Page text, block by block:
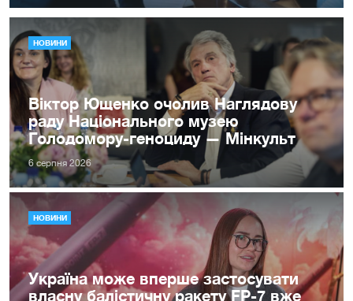
НОВИНИ
Віктор Ющенко очолив Наглядову
раду Національного музею
Голодомору-геноциду — Мінкульт
6 серпня 2026
НОВИНИ
Україна може вперше застосувати
власну балістичну ракету FP-7 вже